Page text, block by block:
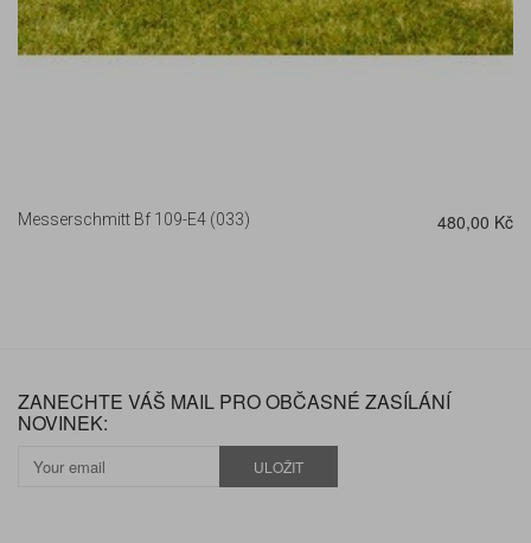
Messerschmitt Bf 109-E4 (033) 480,00 Kč
ZANECHTE VÁŠ MAIL PRO OBČASNÉ ZASÍLÁNÍ
NOVINEK:
ULOŽIT